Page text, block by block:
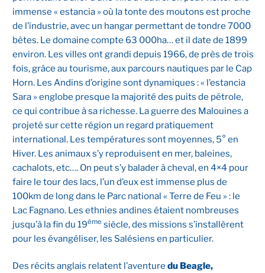
immense « estancia » où la tonte des moutons est proche
de l’industrie, avec un hangar permettant de tondre 7000
bêtes. Le domaine compte 63 000ha… et il date de 1899
environ. Les villes ont grandi depuis 1966, de près de trois
fois, grâce au tourisme, aux parcours nautiques par le Cap
Horn. Les Andins d’origine sont dynamiques : « l’estancia
Sara » englobe presque la majorité des puits de pétrole,
ce qui contribue à sa richesse. La guerre des Malouines a
projeté sur cette région un regard pratiquement
international. Les températures sont moyennes, 5° en
Hiver. Les animaux s’y reproduisent en mer, baleines,
cachalots, etc…. On peut s’y balader à cheval, en 4×4 pour
faire le tour des lacs, l’un d’eux est immense plus de
100km de long dans le Parc national « Terre de Feu » : le
Lac Fagnano. Les ethnies andines étaient nombreuses
jusqu’à la fin du 19ème siècle, des missions s’installèrent
pour les évangéliser, les Salésiens en particulier.
Des récits anglais relatent l’aventuredu Beagle,